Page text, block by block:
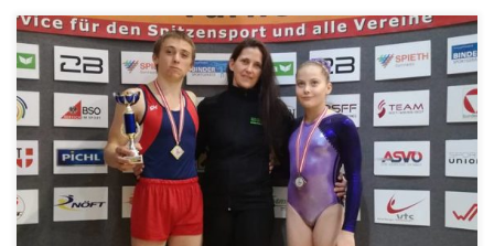
Nach langer Zeit fanden wieder dir Österreichischen
Staatsmeisterschaften in Wien statt. 5.+ 6. Nov. 2016 Heuer war leider
die UWW mit wenigen Startern am Start- Trotzdem können wir mit
dem Ergebnis sehr zufrieden sein! Wir haben … GOLD…den österr.
Juniorenmeister am Sprung – Richard Palicka BRONZE…die österr.
Bronzemedaillensiegerin am Stufenbarren bei den Juniorinnen –
Katrin Palicka […]